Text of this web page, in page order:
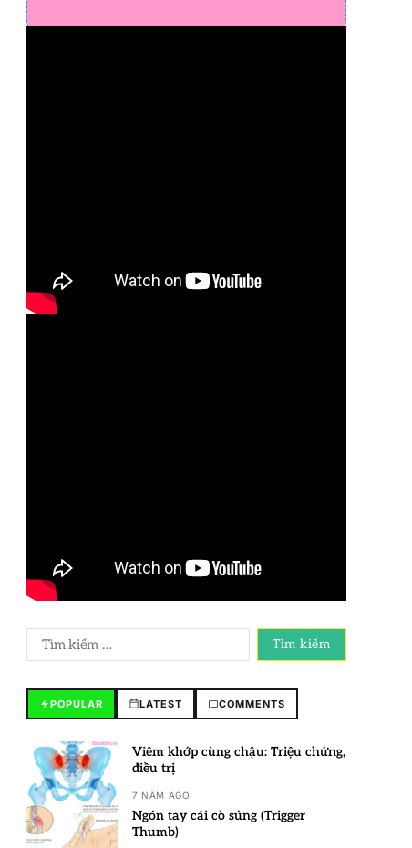
POPULAR LATEST COMMENTS
Viêm khớp cùng chậu: Triệu chứng,
điều trị
7 NĂM AGO
Ngón tay cái cò súng (Trigger
Thumb)